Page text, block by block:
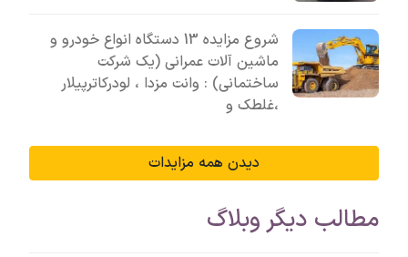
شروع مزایده 13 دستگاه انواع خودرو و
ماشین آلات عمرانی (یک شرکت
ساختمانی) : وانت مزدا ، لودرکاترپیلار
،غلطک و
دیدن همه مزایدات
مطالب دیگر وبلاگ